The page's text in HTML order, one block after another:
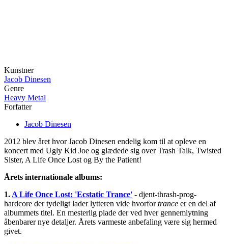
Kunstner
Jacob Dinesen
Genre
Heavy Metal
Forfatter
Jacob Dinesen
2012 blev året hvor Jacob Dinesen endelig kom til at opleve en
koncert med Ugly Kid Joe og glædede sig over Trash Talk, Twisted
Sister, A Life Once Lost og By the Patient!
Årets internationale albums:
1. A Life Once Lost: 'Ecstatic Trance' - djent-thrash-prog-
hardcore der tydeligt lader lytteren vide hvorfortrance er en del af
albummets titel. En mesterlig plade der ved hver gennemlytning
åbenbarer nye detaljer. Årets varmeste anbefaling være sig hermed
givet.